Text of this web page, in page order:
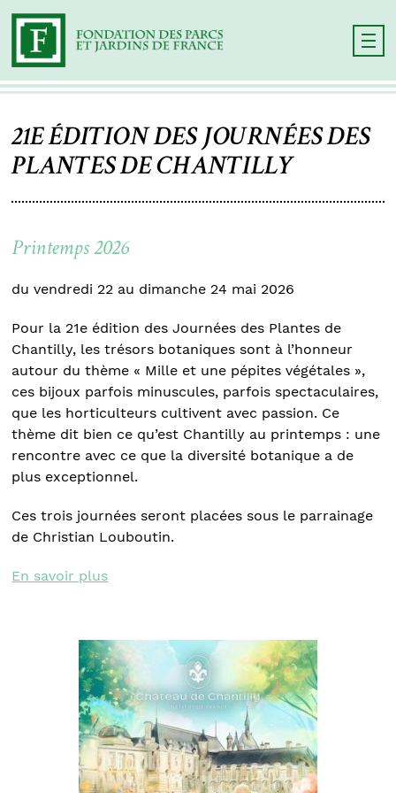
21E ÉDITION DES JOURNÉES DES
PLANTES DE CHANTILLY
Printemps 2026
du vendredi 22 au dimanche 24 mai 2026
Pour la 21e édition des Journées des Plantes de
Chantilly, les trésors botaniques sont à l’honneur
autour du thème « Mille et une pépites végétales »,
ces bijoux parfois minuscules, parfois spectaculaires,
que les horticulteurs cultivent avec passion. Ce
thème dit bien ce qu’est Chantilly au printemps : une
rencontre avec ce que la diversité botanique a de
plus exceptionnel.
Ces trois journées seront placées sous le parrainage
de Christian Louboutin.
En savoir plus